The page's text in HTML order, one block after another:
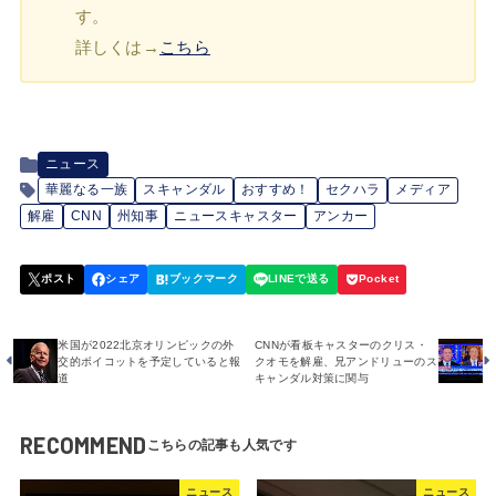
す。
詳しくは→ こちら
ニュース
華麗なる一族
スキャンダル おすすめ！ セクハラ
メディア
解雇
CNN 州知事 ニュースキャスター アンカー
米国が2022北京オリンピックの外
交的ボイコットを予定していると報
道
CNNが看板キャスターのクリス・
クオモを解雇、兄アンドリューのス
キャンダル対策に関与
RECOMMEND
ニュース ニュース